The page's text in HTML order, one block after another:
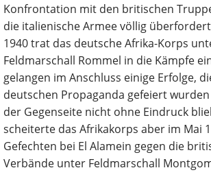
Konfrontation mit den britischen
die italienische Armee völlig
1940 trat das deutsche Afrika-Korps
Feldmarschall Rommel in die Kämpfe
gelangen im Anschluss einige Erfolge,
deutschen Propaganda gefeiert
der Gegenseite nicht ohne Eindruck
scheiterte das Afrikakorps aber im Mai
Gefechten bei El Alamein gegen die
Verbände unter Feldmarschall